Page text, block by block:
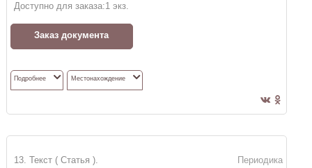
Доступно для заказа:1 экз.
Заказ документа
Подробнее Местонахождение
Периодика
13. Текст ( Статья ).